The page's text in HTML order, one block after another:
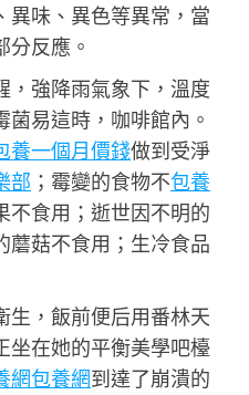
異味、異色等異常，當
分反應。
，強降雨氣象下，溫度
易這時，咖啡館內。
養一個月價錢做到受淨
部 ；霉變的食物不包養
不食用；逝世因不明的
蘑菇不食用；生冷食品
生，飯前便后用番林天
坐在她的平衡美學吧檯
網包養網到達了崩潰的